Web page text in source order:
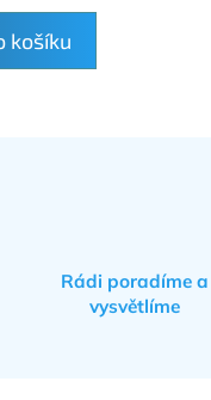
košíku
Rádi poradíme a
vysvětlíme